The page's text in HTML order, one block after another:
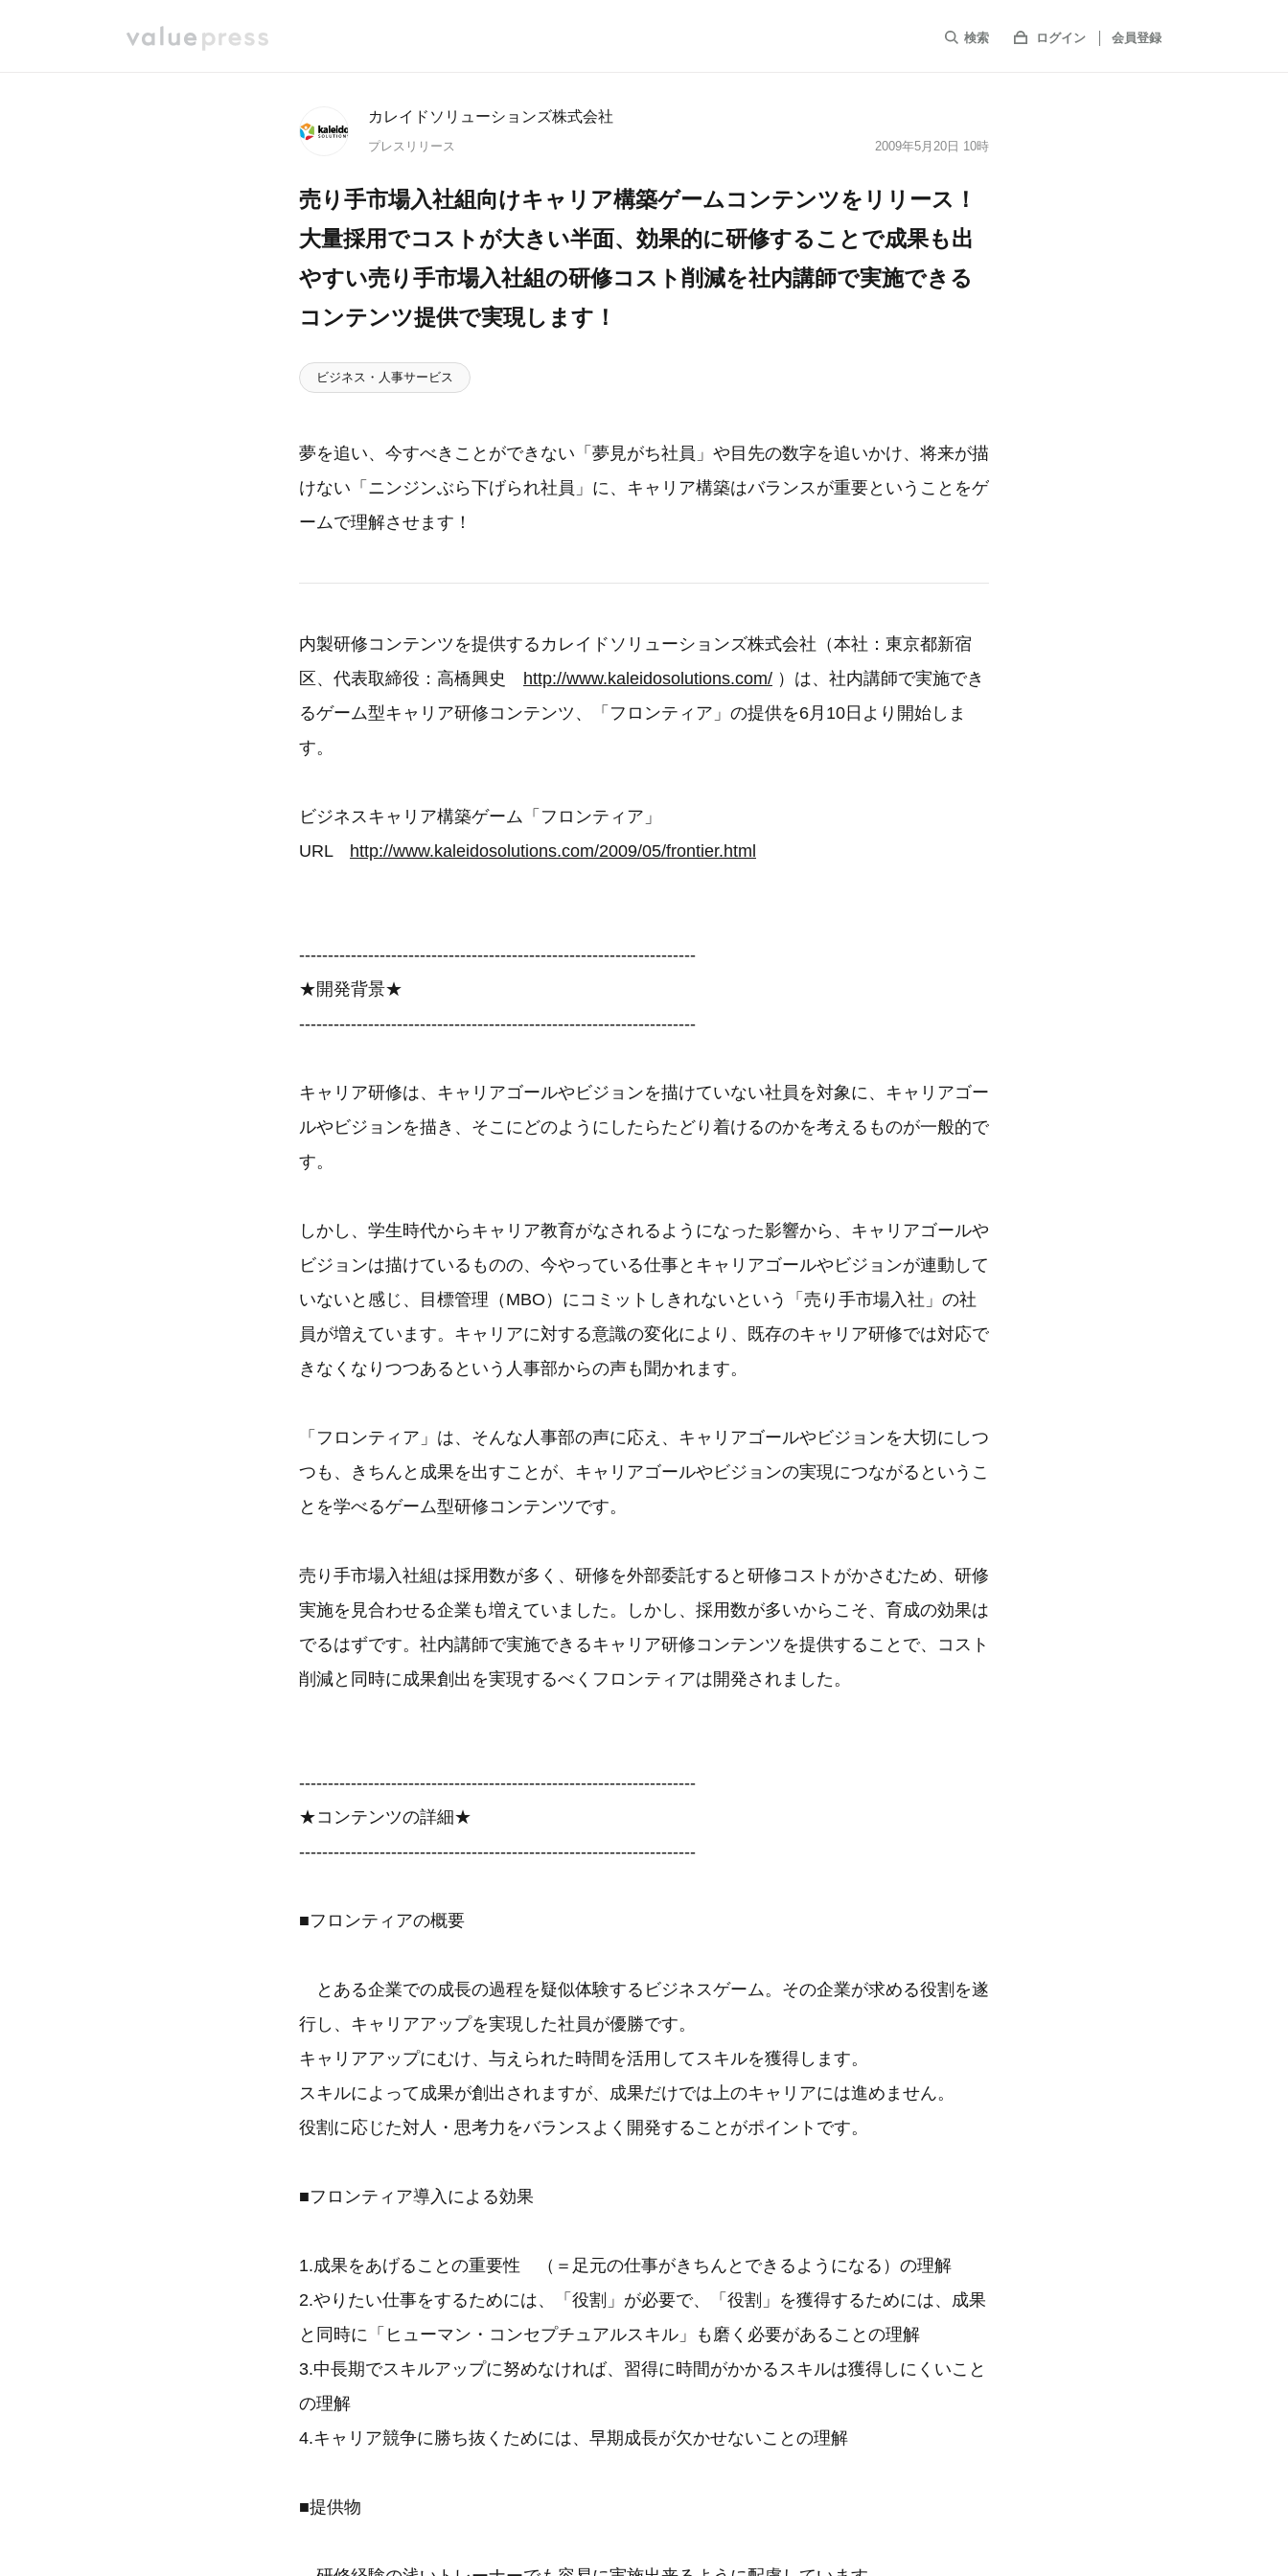
検索 ログイン 会員登録
カレイドソリューションズ株式会社
プレスリリース 2009年5月20日 10時
売り手市場入社組向けキャリア構築ゲームコンテンツをリリース！
大量採用でコストが大きい半面、効果的に研修することで成果も出
やすい売り手市場入社組の研修コスト削減を社内講師で実施できる
コンテンツ提供で実現します！
ビジネス・人事サービス
夢を追い、今すべきことができない「夢見がち社員」や目先の数字を追いかけ、将来が描
けない「ニンジンぶら下げられ社員」に、キャリア構築はバランスが重要ということをゲ
ームで理解させます！
内製研修コンテンツを提供するカレイドソリューションズ株式会社（本社：東京都新宿
区、代表取締役：高橋興史 http://www.kaleidosolutions.com/ ）は、社内講師で実施でき
るゲーム型キャリア研修コンテンツ、「フロンティア」の提供を6月10日より開始しま
す。
ビジネスキャリア構築ゲーム「フロンティア」
URL http://www.kaleidosolutions.com/2009/05/frontier.html
---------------------------------------------------------------------
★開発背景★
---------------------------------------------------------------------
キャリア研修は、キャリアゴールやビジョンを描けていない社員を対象に、キャリアゴー
ルやビジョンを描き、そこにどのようにしたらたどり着けるのかを考えるものが一般的で
す。
しかし、学生時代からキャリア教育がなされるようになった影響から、キャリアゴールや
ビジョンは描けているものの、今やっている仕事とキャリアゴールやビジョンが連動して
いないと感じ、目標管理（MBO）にコミットしきれないという「売り手市場入社」の社
員が増えています。キャリアに対する意識の変化により、既存のキャリア研修では対応で
きなくなりつつあるという人事部からの声も聞かれます。
「フロンティア」は、そんな人事部の声に応え、キャリアゴールやビジョンを大切にしつ
つも、きちんと成果を出すことが、キャリアゴールやビジョンの実現につながるというこ
とを学べるゲーム型研修コンテンツです。
売り手市場入社組は採用数が多く、研修を外部委託すると研修コストがかさむため、研修
実施を見合わせる企業も増えていました。しかし、採用数が多いからこそ、育成の効果は
でるはずです。社内講師で実施できるキャリア研修コンテンツを提供することで、コスト
削減と同時に成果創出を実現するべくフロンティアは開発されました。
---------------------------------------------------------------------
★コンテンツの詳細★
---------------------------------------------------------------------
■フロンティアの概要
とある企業での成長の過程を疑似体験するビジネスゲーム。その企業が求める役割を遂
行し、キャリアアップを実現した社員が優勝です。
キャリアアップにむけ、与えられた時間を活用してスキルを獲得します。
スキルによって成果が創出されますが、成果だけでは上のキャリアには進めません。
役割に応じた対人・思考力をバランスよく開発することがポイントです。
■フロンティア導入による効果
1.成果をあげることの重要性 （＝足元の仕事がきちんとできるようになる）の理解
2.やりたい仕事をするためには、「役割」が必要で、「役割」を獲得するためには、成果
と同時に「ヒューマン・コンセプチュアルスキル」も磨く必要があることの理解
3.中長期でスキルアップに努めなければ、習得に時間がかかるスキルは獲得しにくいこと
の理解
4.キャリア競争に勝ち抜くためには、早期成長が欠かせないことの理解
■提供物